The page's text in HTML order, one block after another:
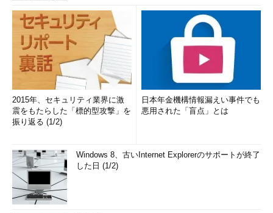
2015年、セキュリティ業界に激
震をもたらした「標的型攻撃」を
振り返る (1/2)
日本年金機構情報漏えい事件でも
悪用された「盲点」とは
Windows 8、古いInternet Explorerのサポートが終了
した日 (1/2)